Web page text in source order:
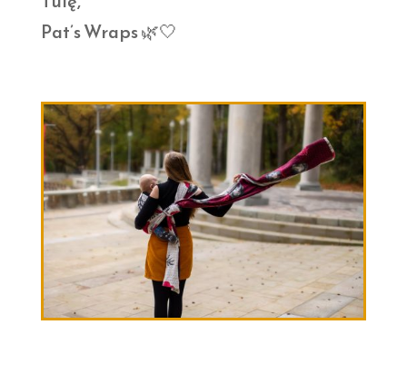
Pat’s Wraps 🌿🤍